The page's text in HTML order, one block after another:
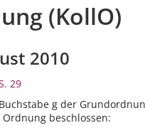
(KollO)
2010
29
g der
beschlossen: